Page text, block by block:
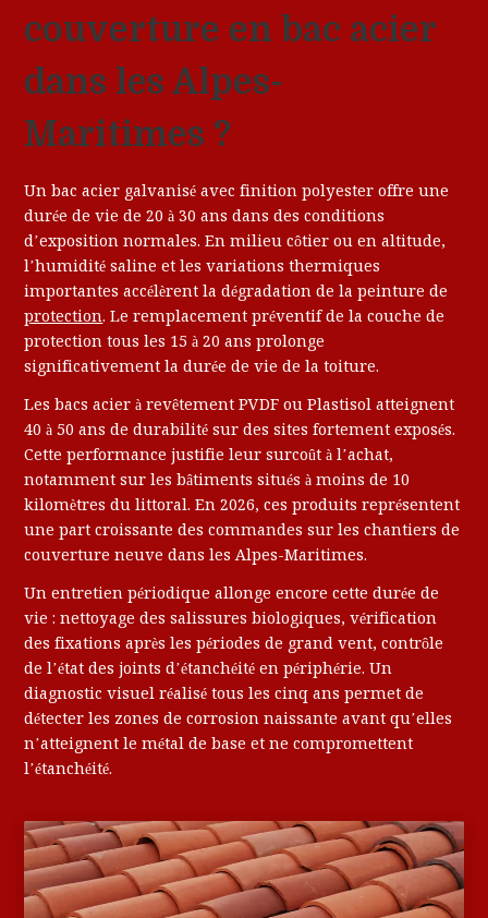
couverture en bac acier
dans les Alpes-
Maritimes ?
Un bac acier galvanisé avec finition polyester offre une
durée de vie de 20 à 30 ans dans des conditions
d’exposition normales. En milieu côtier ou en altitude,
l’humidité saline et les variations thermiques
importantes accélèrent la dégradation de la peinture de
protection. Le remplacement préventif de la couche de
protection tous les 15 à 20 ans prolonge
significativement la durée de vie de la toiture.
Les bacs acier à revêtement PVDF ou Plastisol atteignent
40 à 50 ans de durabilité sur des sites fortement exposés.
Cette performance justifie leur surcoût à l’achat,
notamment sur les bâtiments situés à moins de 10
kilomètres du littoral. En 2026, ces produits représentent
une part croissante des commandes sur les chantiers de
couverture neuve dans les Alpes-Maritimes.
Un entretien périodique allonge encore cette durée de
vie : nettoyage des salissures biologiques, vérification
des fixations après les périodes de grand vent, contrôle
de l’état des joints d’étanchéité en périphérie. Un
diagnostic visuel réalisé tous les cinq ans permet de
détecter les zones de corrosion naissante avant qu’elles
n’atteignent le métal de base et ne compromettent
l’étanchéité.